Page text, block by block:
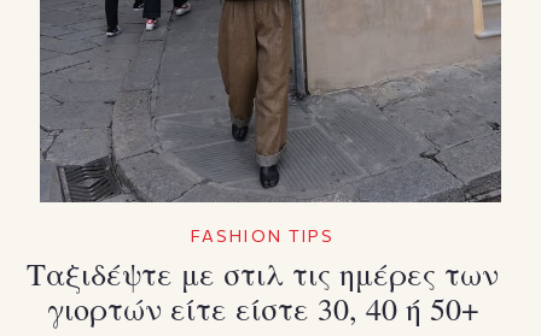
FASHION TIPS
Ταξιδέψτε με στιλ τις ημέρες των
γιορτών είτε είστε 30, 40 ή 50+